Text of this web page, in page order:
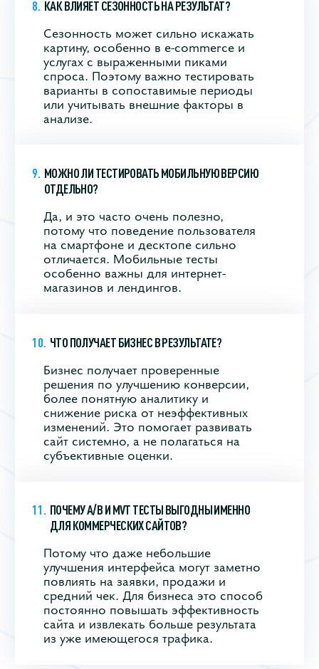
КАК ВЛИЯЕТ СЕЗОННОСТЬ НА РЕЗУЛЬТАТ?
Сезонность может сильно искажать
картину, особенно в e-commerce и
услугах с выраженными пиками
спроса. Поэтому важно тестировать
варианты в сопоставимые периоды
или учитывать внешние факторы в
анализе.
МОЖНО ЛИ ТЕСТИРОВАТЬ МОБИЛЬНУЮ ВЕРСИЮ
ОТДЕЛЬНО?
Да, и это часто очень полезно,
потому что поведение пользователя
на смартфоне и десктопе сильно
отличается. Мобильные тесты
особенно важны для интернет-
магазинов и лендингов.
ЧТО ПОЛУЧАЕТ БИЗНЕС В РЕЗУЛЬТАТЕ?
Бизнес получает проверенные
решения по улучшению конверсии,
более понятную аналитику и
снижение риска от неэффективных
изменений. Это помогает развивать
сайт системно, а не полагаться на
субъективные оценки.
ПОЧЕМУ A/B И MVT ТЕСТЫ ВЫГОДНЫ ИМЕННО
ДЛЯ КОММЕРЧЕСКИХ САЙТОВ?
Потому что даже небольшие
улучшения интерфейса могут заметно
повлиять на заявки, продажи и
средний чек. Для бизнеса это способ
постоянно повышать эффективность
сайта и извлекать больше результата
из уже имеющегося трафика.